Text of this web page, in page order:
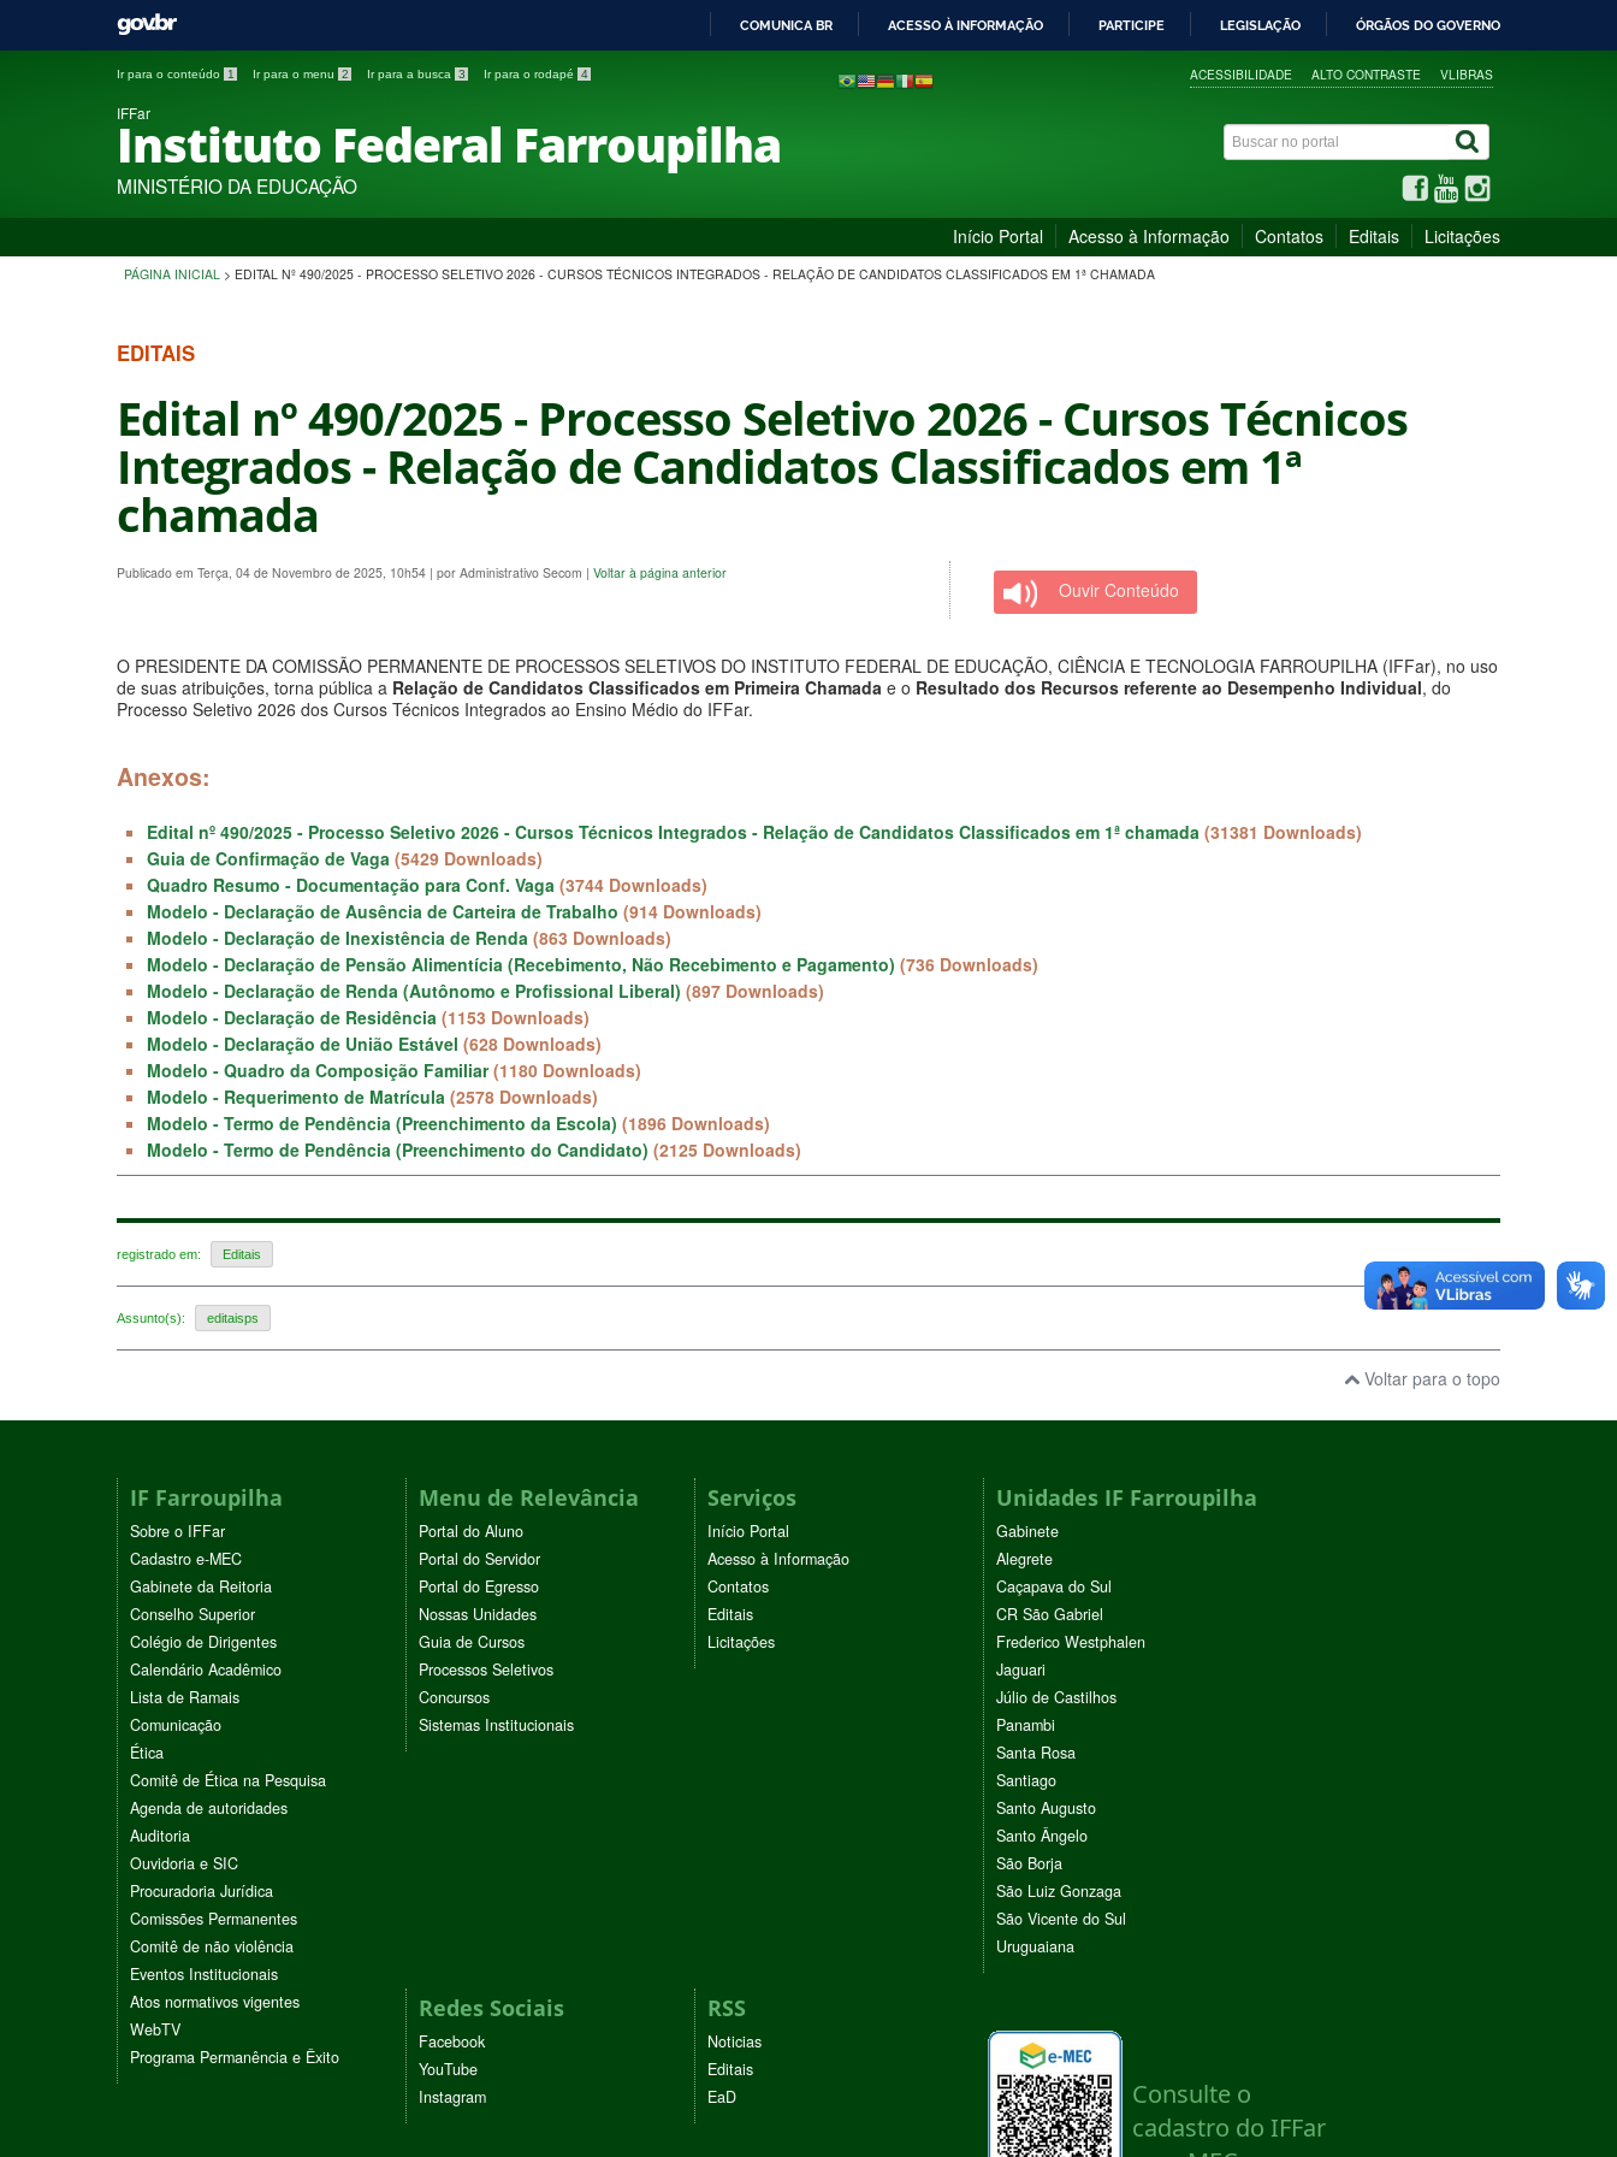
PARA
COMUNICA BR ACESSO À INFORMAÇÃO PARTICIPE LEGISLAÇÃO ÓRGÃOS DO GOVERNO
Ir para o conteúdo 1 Ir para o menu 2 Ir para a busca 3 Ir para o rodapé 4 ACESSIBILIDADE ALTO CONTRASTE VLIBRAS
IFFar
Instituto Federal Farroupilha
MINISTÉRIO DA EDUCAÇÃO
Início Portal Acesso à Informação Contatos Editais Licitações
PÁGINA INICIAL > EDITAL Nº 490/2025 - PROCESSO SELETIVO 2026 - CURSOS TÉCNICOS INTEGRADOS - RELAÇÃO DE CANDIDATOS CLASSIFICADOS EM 1ª CHAMADA
EDITAIS
Edital nº 490/2025 - Processo Seletivo 2026 - Cursos Técnicos
Integrados - Relação de Candidatos Classificados em 1ª
chamada
Publicado em Terça, 04 de Novembro de 2025, 10h54 | por Administrativo Secom | Voltar à página anterior
Ouvir Conteúdo
O PRESIDENTE DA COMISSÃO PERMANENTE DE PROCESSOS SELETIVOS DO INSTITUTO FEDERAL DE EDUCAÇÃO, CIÊNCIA E TECNOLOGIA FARROUPILHA (IFFar), no uso
de suas atribuições, torna pública a Relação de Candidatos Classificados em Primeira Chamada e o Resultado dos Recursos referente ao Desempenho Individual, do
Processo Seletivo 2026 dos Cursos Técnicos Integrados ao Ensino Médio do IFFar.
Anexos:
Edital nº 490/2025 - Processo Seletivo 2026 - Cursos Técnicos Integrados - Relação de Candidatos Classificados em 1ª chamada (31381 Downloads)
Guia de Confirmação de Vaga (5429 Downloads)
Quadro Resumo - Documentação para Conf. Vaga (3744 Downloads)
Modelo - Declaração de Ausência de Carteira de Trabalho (914 Downloads)
Modelo - Declaração de Inexistência de Renda (863 Downloads)
Modelo - Declaração de Pensão Alimentícia (Recebimento, Não Recebimento e Pagamento) (736 Downloads)
Modelo - Declaração de Renda (Autônomo e Profissional Liberal) (897 Downloads)
Modelo - Declaração de Residência (1153 Downloads)
Modelo - Declaração de União Estável (628 Downloads)
Modelo - Quadro da Composição Familiar (1180 Downloads)
Modelo - Requerimento de Matrícula (2578 Downloads)
Modelo - Termo de Pendência (Preenchimento da Escola) (1896 Downloads)
Modelo - Termo de Pendência (Preenchimento do Candidato) (2125 Downloads)
registrado em: Editais
Assunto(s): editaisps
Voltar para o topo
IF Farroupilha
Sobre o IFFar
Cadastro e-MEC
Gabinete da Reitoria
Conselho Superior
Colégio de Dirigentes
Calendário Acadêmico
Lista de Ramais
Comunicação
Ética
Comitê de Ética na Pesquisa
Agenda de autoridades
Auditoria
Ouvidoria e SIC
Procuradoria Jurídica
Comissões Permanentes
Comitê de não violência
Eventos Institucionais
Atos normativos vigentes
WebTV
Programa Permanência e Êxito
Menu de Relevância
Portal do Aluno
Portal do Servidor
Portal do Egresso
Nossas Unidades
Guia de Cursos
Processos Seletivos
Concursos
Sistemas Institucionais
Serviços
Início Portal
Acesso à Informação
Contatos
Editais
Licitações
Unidades IF Farroupilha
Gabinete
Alegrete
Caçapava do Sul
CR São Gabriel
Frederico Westphalen
Jaguari
Júlio de Castilhos
Panambi
Santa Rosa
Santiago
Santo Augusto
Santo Ângelo
São Borja
São Luiz Gonzaga
São Vicente do Sul
Uruguaiana
Redes Sociais
Facebook
YouTube
Instagram
RSS
Noticias
Editais
EaD